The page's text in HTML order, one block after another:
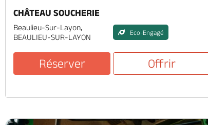
CHÂTEAU SOUCHERIE
Beaulieu-Sur-Layon,
BEAULIEU-SUR-LAYON
Eco-Engagé
Réserver Offrir